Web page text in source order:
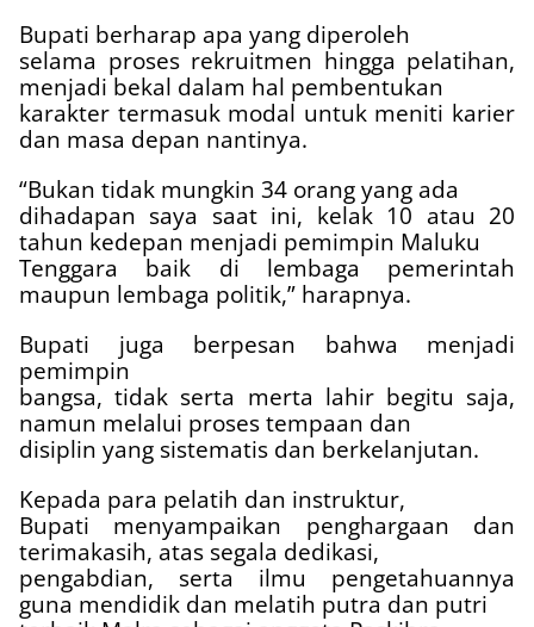
Bupati berharap apa yang diperoleh
selama proses rekruitmen hingga pelatihan,
menjadi bekal dalam hal pembentukan
karakter termasuk modal untuk meniti karier
dan masa depan nantinya.
“Bukan tidak mungkin 34 orang yang ada
dihadapan saya saat ini, kelak 10 atau 20
tahun kedepan menjadi pemimpin Maluku
Tenggara baik di lembaga pemerintah
maupun lembaga politik,” harapnya.
Bupati juga berpesan bahwa menjadi
pemimpin
bangsa, tidak serta merta lahir begitu saja,
namun melalui proses tempaan dan
disiplin yang sistematis dan berkelanjutan.
Kepada para pelatih dan instruktur,
Bupati menyampaikan penghargaan dan
terimakasih, atas segala dedikasi,
pengabdian, serta ilmu pengetahuannya
guna mendidik dan melatih putra dan putri